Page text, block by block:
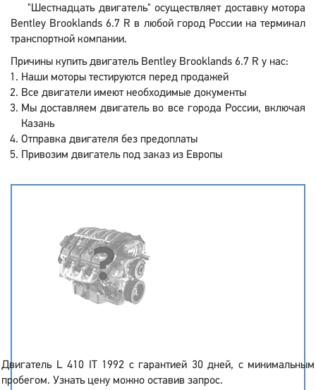
"Шестнадцать двигатель" осуществляет доставку мотора
Bentley Brooklands 6.7 R в любой город России на терминал
транспортной компании.
Причины купить двигатель Bentley Brooklands 6.7 R у нас:
Наши моторы тестируются перед продажей
Все двигатели имеют необходимые документы
Мы доставляем двигатель во все города России, включая
Казань
Отправка двигателя без предоплаты
Привозим двигатель под заказ из Европы
Двигатель L 410 IT 1992 с гарантией 30 дней, с минимальным
пробегом. Узнать цену можно оставив запрос.